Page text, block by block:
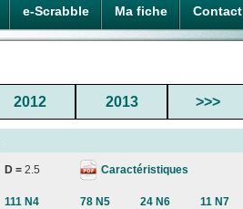
e-Scrabble Ma fiche Contact
2012 2013 >>>
D = 2.5 Caractéristiques
111 N4 78 N5 24 N6 11 N7